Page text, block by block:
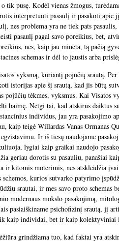
tik pusę. Kodėl vienas žmogus,
interpretuoti pasaulį ir pasakoti
nes problema yra ne tiek pats
pasaulį pagal savo poreikius, bet,
nes, kaip jau minėta, tą pačią
schemas ir dėl to jaustis arba
vyksmą, kuriantį pojūčių srautą.
istorijas apie šį srautą, kad jis būtų
pojūčių tėkmes, vyksmus. Kai Visatos
baimę. Netgi tai, kad atskirus daiktus
individus, jau yra pasakojimo
kaip teigė Willardas Vanas Ormanas
Ir iš tiesų naudojame
lygiai kaip graikai naudojo
geriau dorotis su pasauliu, panašiai
ir kitomis moterimis, nes atskleidžia
kurios sutvarko patyrimo
srautai, ir mes savo proto schemas
modernaus mokslo pasakojimą,
pasiaiškiname psichofizinį srautą, jį
kaip individai, bet ir kaip
grindžiama tuo, kad faktai yra